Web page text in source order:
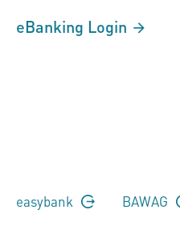
eBanking Login
easybank BAWAG